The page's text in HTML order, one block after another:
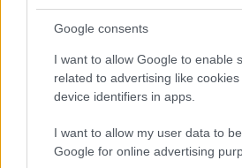
Google consents
I want to allow Google to enable
related to advertising like
device identifiers in apps.
I want to allow my user data to
Google for online advertising
Invia un Comunicato Stampa
Vuoi rimanere sempre